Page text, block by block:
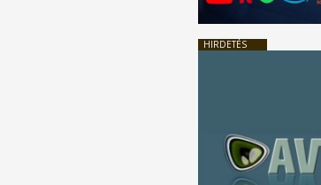
HIRDETÉS